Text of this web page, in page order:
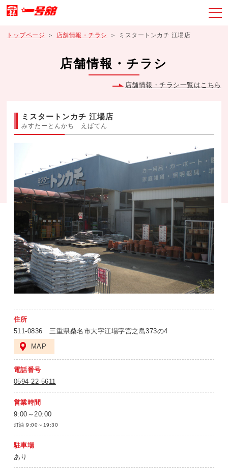
トップページ 店舗情報・チラシ ミスタートンカチ 江場店
店舗情報・チラシ
店舗情報・チラシ一覧はこちら
ミスタートンカチ 江場店
みすたーとんかち えばてん
住所
511-0836 三重県桑名市大字江場字宮之島373の4
MAP
電話番号
0594-22-5611
営業時間
9:00～20:00
灯油 9:00～19:30
駐車場
あり